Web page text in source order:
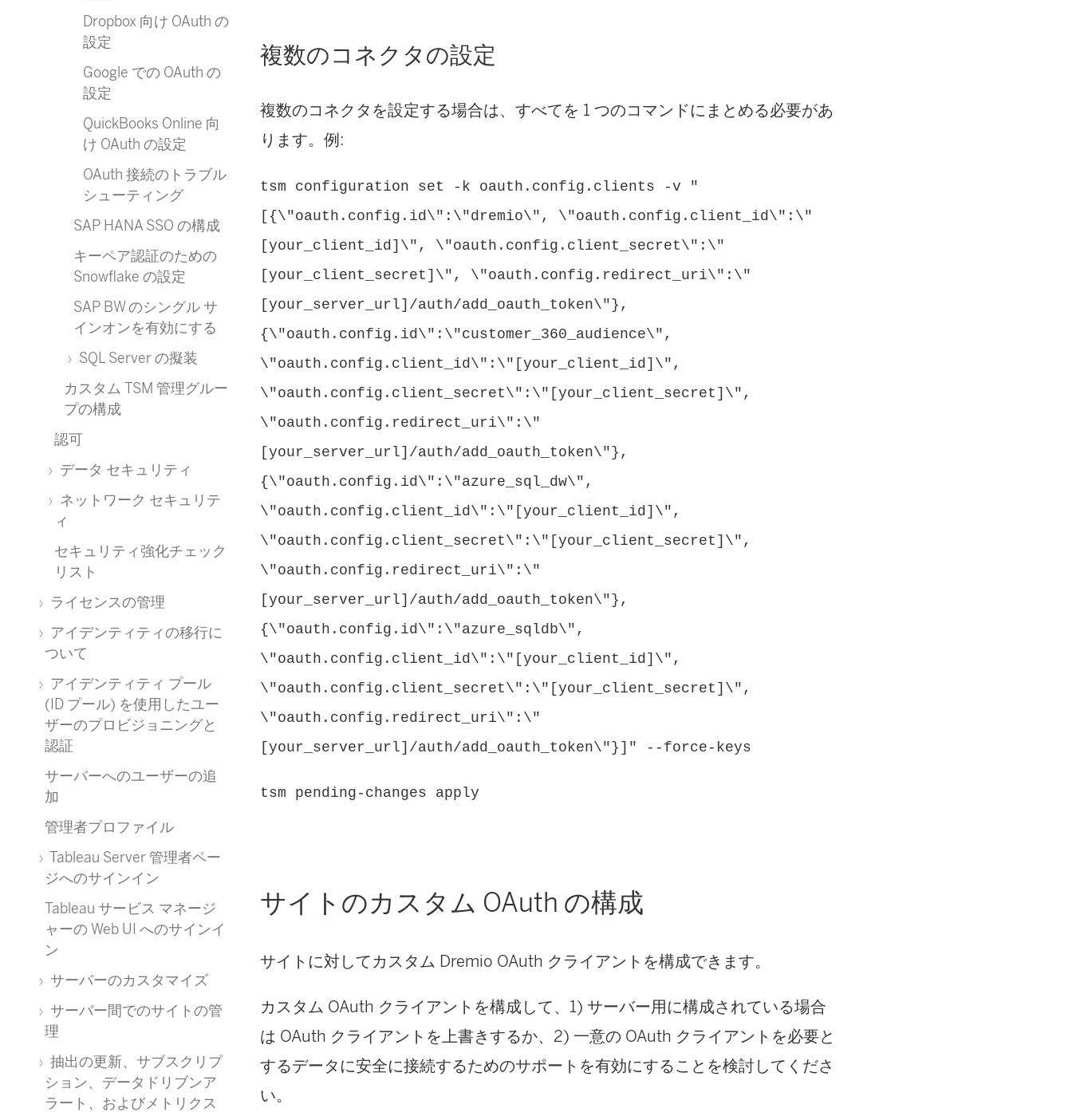
Dropbox 向け OAuth の
設定
Google での OAuth の
設定
QuickBooks Online 向
け OAuth の設定
OAuth 接続のトラブル
シューティング
SAP HANA SSO の構成
キーペア認証のための
Snowflake の設定
SAP BW のシングル サ
インオンを有効にする
SQL Server の擬装
カスタム TSM 管理グルー
プの構成
認可
データ セキュリティ
ネットワーク セキュリテ
ィ
セキュリティ強化チェック
リスト
ライセンスの管理
アイデンティティの移行に
ついて
アイデンティティ プール
(ID プール) を使用したユー
ザーのプロビジョニングと
認証
サーバーへのユーザーの追
加
管理者プロファイル
Tableau Server 管理者ペー
ジへのサインイン
Tableau サービス マネージ
ャーの Web UI へのサインイ
ン
サーバーのカスタマイズ
サーバー間でのサイトの管
理
抽出の更新、サブスクリプ
ション、データドリブンア
ラート、およびメトリクス
複数のコネクタの設定
複数のコネクタを設定する場合は、すべてを 1 つのコマンドにまとめる必要があ
ります。例:
tsm configuration set -k oauth.config.clients -v "
[{\"oauth.config.id\":\"dremio\", \"oauth.config.client_id\":\"
[your_client_id]\", \"oauth.config.client_secret\":\"
[your_client_secret]\", \"oauth.config.redirect_uri\":\"
[your_server_url]/auth/add_oauth_token\"},
{\"oauth.config.id\":\"customer_360_audience\",
\"oauth.config.client_id\":\"[your_client_id]\",
\"oauth.config.client_secret\":\"[your_client_secret]\",
\"oauth.config.redirect_uri\":\"
[your_server_url]/auth/add_oauth_token\"},
{\"oauth.config.id\":\"azure_sql_dw\",
\"oauth.config.client_id\":\"[your_client_id]\",
\"oauth.config.client_secret\":\"[your_client_secret]\",
\"oauth.config.redirect_uri\":\"
[your_server_url]/auth/add_oauth_token\"},
{\"oauth.config.id\":\"azure_sqldb\",
\"oauth.config.client_id\":\"[your_client_id]\",
\"oauth.config.client_secret\":\"[your_client_secret]\",
\"oauth.config.redirect_uri\":\"
[your_server_url]/auth/add_oauth_token\"}]" --force-keys
tsm pending-changes apply
サイトのカスタム OAuth の構成
サイトに対してカスタム Dremio OAuth クライアントを構成できます。
カスタム OAuth クライアントを構成して、1) サーバー用に構成されている場合
は OAuth クライアントを上書きするか、2) 一意の OAuth クライアントを必要と
するデータに安全に接続するためのサポートを有効にすることを検討してくださ
い。